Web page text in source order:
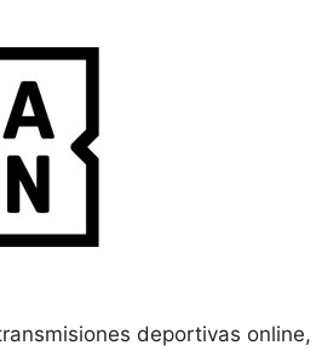
deportivas